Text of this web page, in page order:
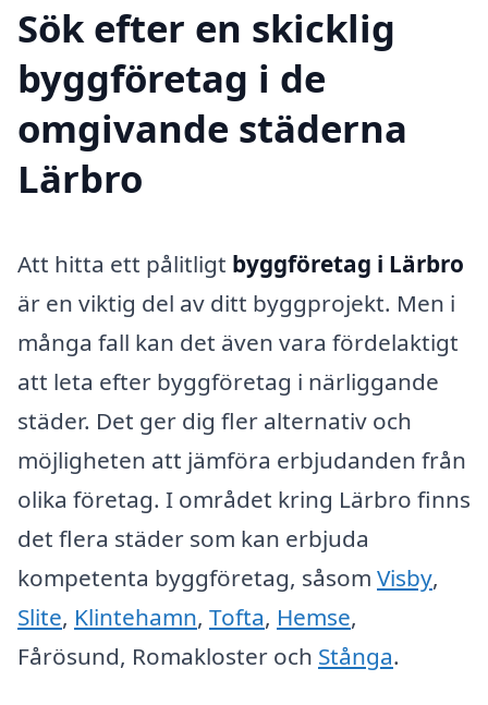
Sök efter en skicklig
byggföretag i de
omgivande städerna
Lärbro
Att hitta ett pålitligt byggföretag i Lärbro
är en viktig del av ditt byggprojekt. Men i
många fall kan det även vara fördelaktigt
att leta efter byggföretag i närliggande
städer. Det ger dig fler alternativ och
möjligheten att jämföra erbjudanden från
olika företag. I området kring Lärbro finns
det flera städer som kan erbjuda
kompetenta byggföretag, såsom Visby,
Slite, Klintehamn, Tofta, Hemse,
Fårösund, Romakloster och Stånga.